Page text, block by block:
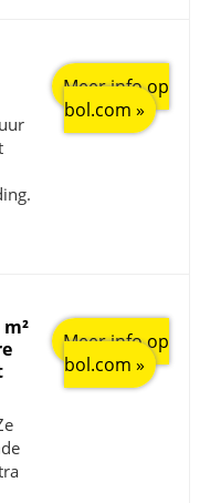
Meer info op
bol.com »
Meer info op
bol.com »